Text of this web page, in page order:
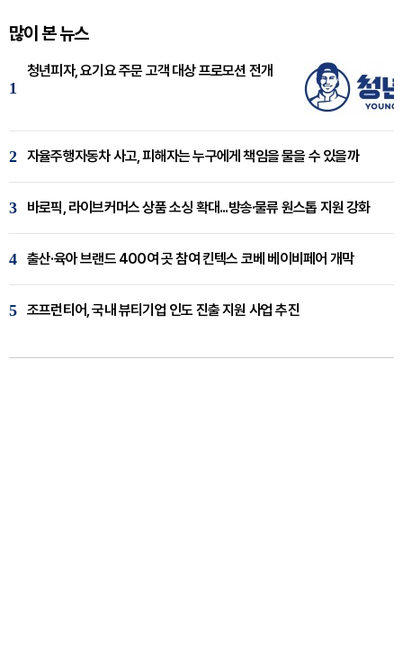
많이 본 뉴스
1
청년피자, 요기요 주문 고객 대상 프로모션 전개
2 자율주행자동차 사고, 피해자는 누구에게 책임을 물을 수 있을까
3 바로픽, 라이브커머스 상품 소싱 확대...방송·물류 원스톱 지원 강화
4 출산·육아 브랜드 400여 곳 참여 킨텍스 코베 베이비페어 개막
5 조프런티어, 국내 뷰티기업 인도 진출 지원 사업 추진